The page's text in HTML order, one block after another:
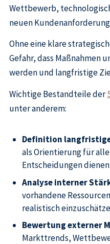
Wettbewerb,
neuen
Ohne eine klare
Gefahr, dass Maßnahmen
werden und langfristige
Wichtige Bestandteile der
unter anderem:
Definition
als Orientierung für
Entscheidungen dienen
Analyse interner
vorhandene
realistisch
Bewertung externer
Markttrends,